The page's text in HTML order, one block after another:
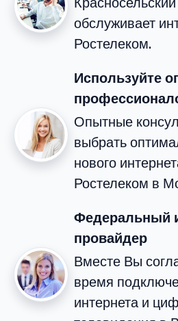
обслуживает
Ростелеком.
Используйте
Опытные
выбрать
нового
Ростелеком в
Федеральный
провайдер
Вместе Вы
время
интернета и